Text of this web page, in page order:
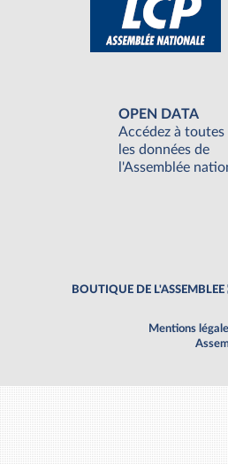
OPEN DATA
Accédez à toutes
les données de
l'Assemblée
BOUTIQUE DE L'ASSEMBLEE
Mentions